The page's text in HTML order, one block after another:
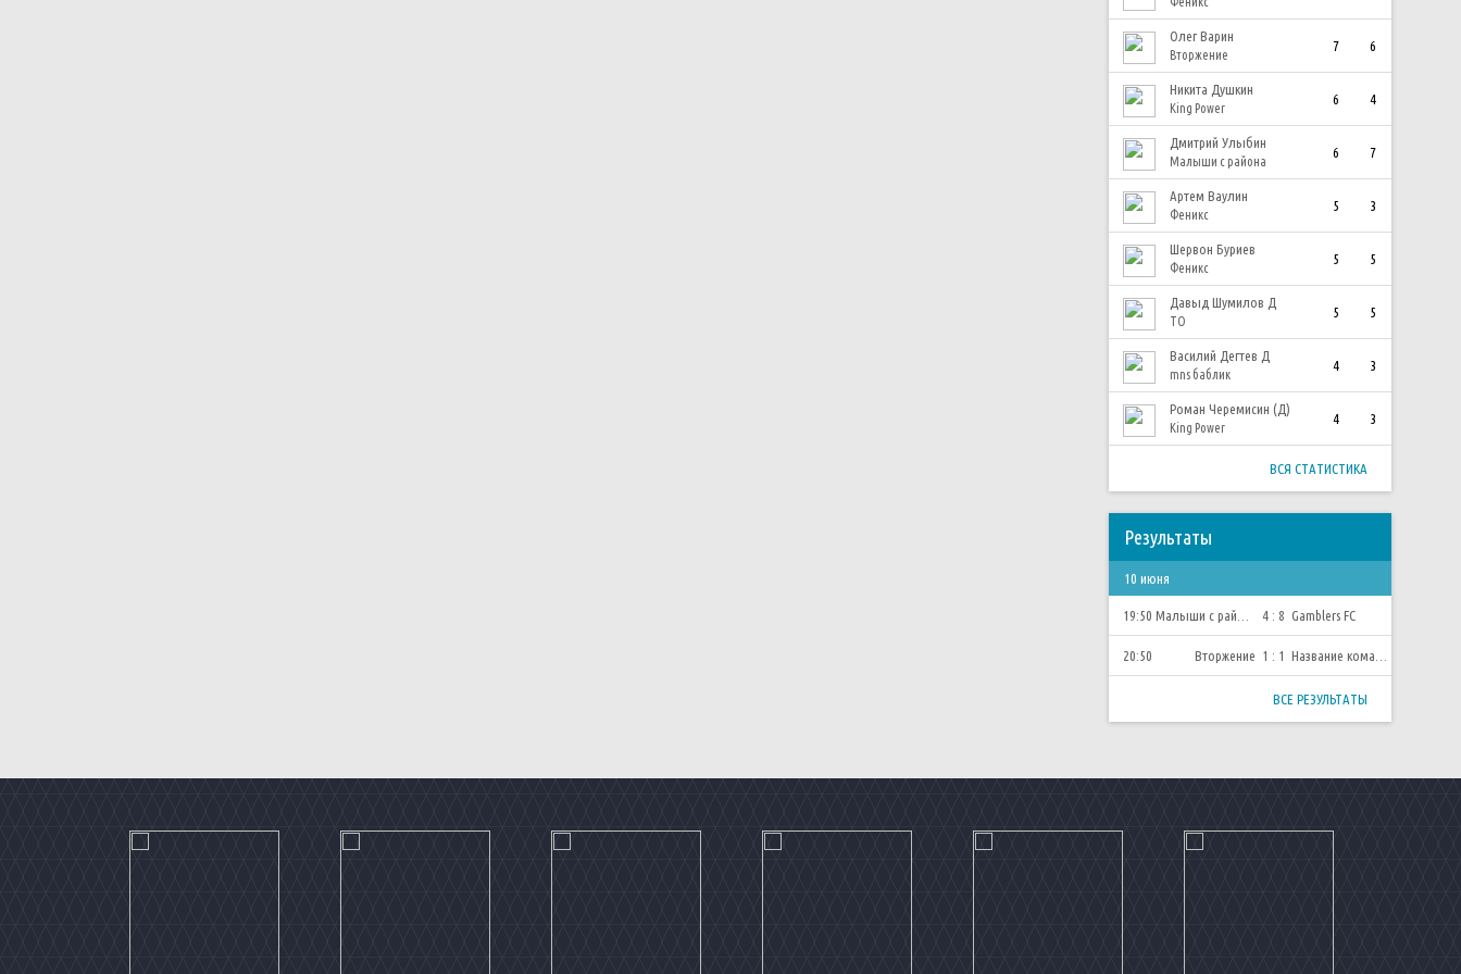
Олег Варин
Вторжение
7 6
Никита Душкин
King Power
6 4
Дмитрий Улыбин
Малыши с района
6 7
Артем Ваулин
Феникс
5 3
Шервон Буриев
Феникс
5 5
Давыд Шумилов Д
ТО
5 5
Василий Дегтев Д
mns баблик
4 3
Роман Черемисин (Д)
King Power
4 3
ВСЯ СТАТИСТИКА
Результаты
10 июня
19:50 4 : 8 Gamblers FC
20:50 Вторжение 1 : 1
ВСЕ РЕЗУЛЬТАТЫ